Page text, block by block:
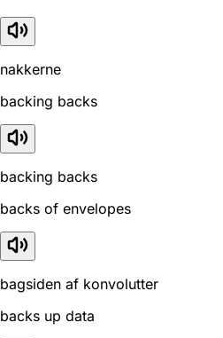
nakkerne
backing backs
backing backs
backs of envelopes
bagsiden af konvolutter
backs up data